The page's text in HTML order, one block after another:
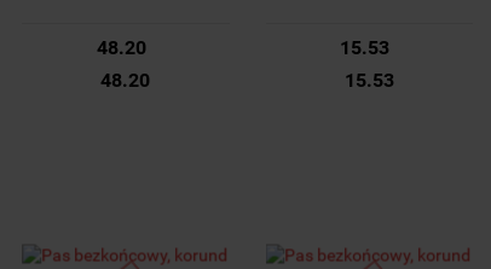
36151 016 Forum
48.20
48.20
Forum
15.53
15.53